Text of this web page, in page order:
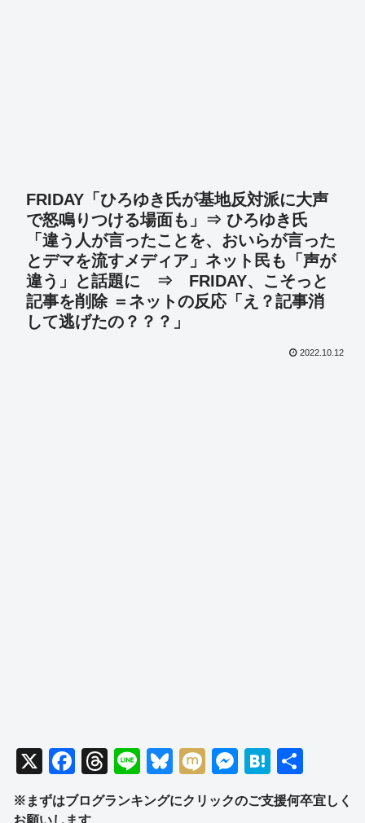
FRIDAY「ひろゆき氏が基地反対派に大声
で怒鳴りつける場面も」⇒ ひろゆき氏
「違う人が言ったことを、おいらが言った
とデマを流すメディア」ネット民も「声が
違う」と話題に ⇒ FRIDAY、こそっと
記事を削除 ＝ネットの反応「え？記事消
して逃げたの？？？」
2022.10.12
X
F
a
c
T
hr
e
Li
n
e
Bl
e
M
ixi
M
ss
H
at
e
有
※まずはブログランキングにクリックのご支援何卒宜しく